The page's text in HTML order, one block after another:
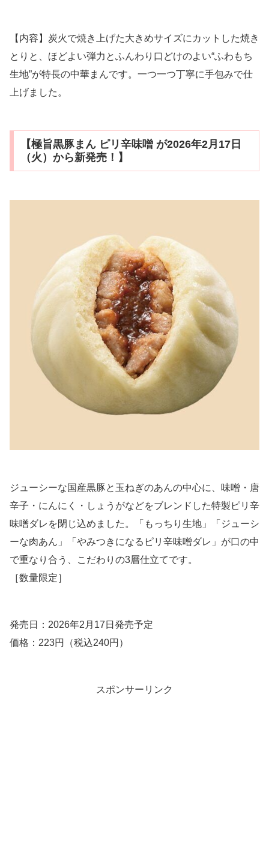
【内容】炭火で焼き上げた大きめサイズにカットした焼き
とりと、ほどよい弾力とふんわり口どけのよい“ふわもち
生地”が特長の中華まんです。一つ一つ丁寧に手包みで仕
上げました。
【極旨黒豚まん ピリ辛味噌 が2026年2月17日
（火）から新発売！】
ジューシーな国産黒豚と玉ねぎのあんの中心に、味噌・唐
辛子・にんにく・しょうがなどをブレンドした特製ピリ辛
味噌ダレを閉じ込めました。「もっちり生地」「ジューシ
ーな肉あん」「やみつきになるピリ辛味噌ダレ」が口の中
で重なり合う、こだわりの3層仕立てです。
［数量限定］
発売日：2026年2月17日発売予定
価格：223円（税込240円）
スポンサーリンク